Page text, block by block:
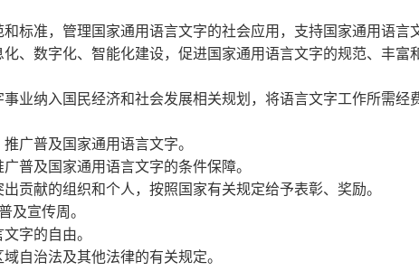
标准，管理国家通用语言文字的社会应用，支持国家通用语言
、数字化、智能化建设，促进国家通用语言文字的规范、丰富
业纳入国民经济和社会发展相关规划，将语言文字工作所需经
普及国家通用语言文字。
及国家通用语言文字的条件保障。
贡献的组织和个人，按照国家有关规定给予表彰、奖励。
宣传周。
字的自由。
治法及其他法律的有关规定。